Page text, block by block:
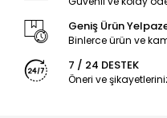
Geniş Ürün
Binlerce ürün ve
7 / 24 DESTEK
Öneri ve